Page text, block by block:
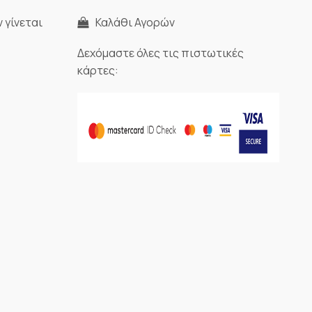
Καλάθι Αγορών
Δεχόμαστε όλες τις πιστωτικές
κάρτες: